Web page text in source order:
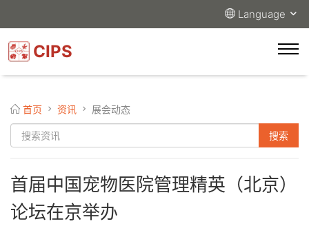
Language
CIPS
首页 资讯 展会动态
首届中国宠物医院管理精英（北京）
论坛在京举办